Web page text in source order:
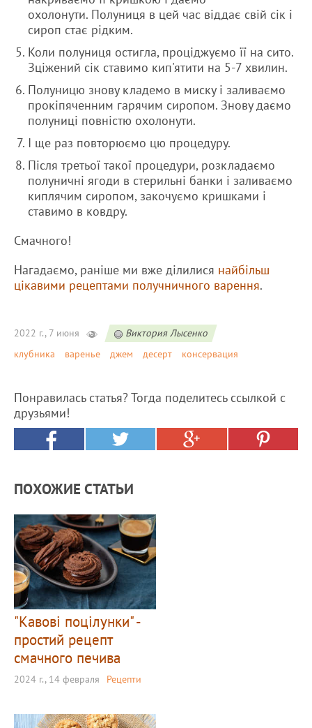
охолонути. Полуниця в цей час віддає свій сік і
сироп стає рідким.
Коли полуниця остигла, проціджуємо її на сито.
Зціжений сік ставимо кип'ятити на 5-7 хвилин.
Полуницю знову кладемо в миску і заливаємо
прокіпяченним гарячим сиропом. Знову даємо
полуниці повністю охолонути.
І ще раз повторюємо цю процедуру.
Після третьої такої процедури, розкладаємо
полуничні ягоди в стерильні банки і заливаємо
киплячим сиропом, закочуємо кришками і
ставимо в ковдру.
Смачного!
Нагадаємо, раніше ми вже ділилися найбільш
цікавими рецептами получничного варення.
2022 г., 7 июня
Виктория Лысенко
клубника
варенье джем десерт консервация
Понравилась статья? Тогда поделитесь ссылкой с
друзьями!
ПОХОЖИЕ СТАТЬИ
"Кавові поцілунки" -
простий рецепт
смачного печива
2024 г., 14 февраля Рецепти